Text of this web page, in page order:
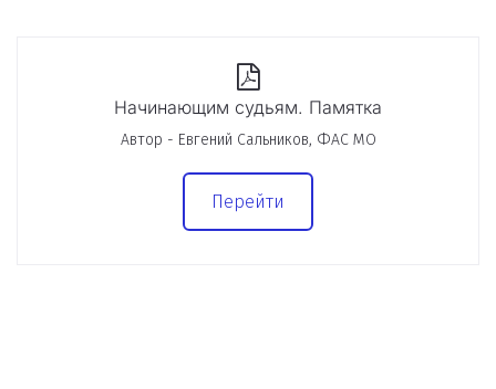
Начинающим судьям. Памятка
Автор - Евгений Сальников, ФАС МО
Перейти